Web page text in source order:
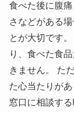
食べた後に腹
さなどがある
とが大切です
り、食べた食
きません。 た
た心当たりが
窓口に相談す